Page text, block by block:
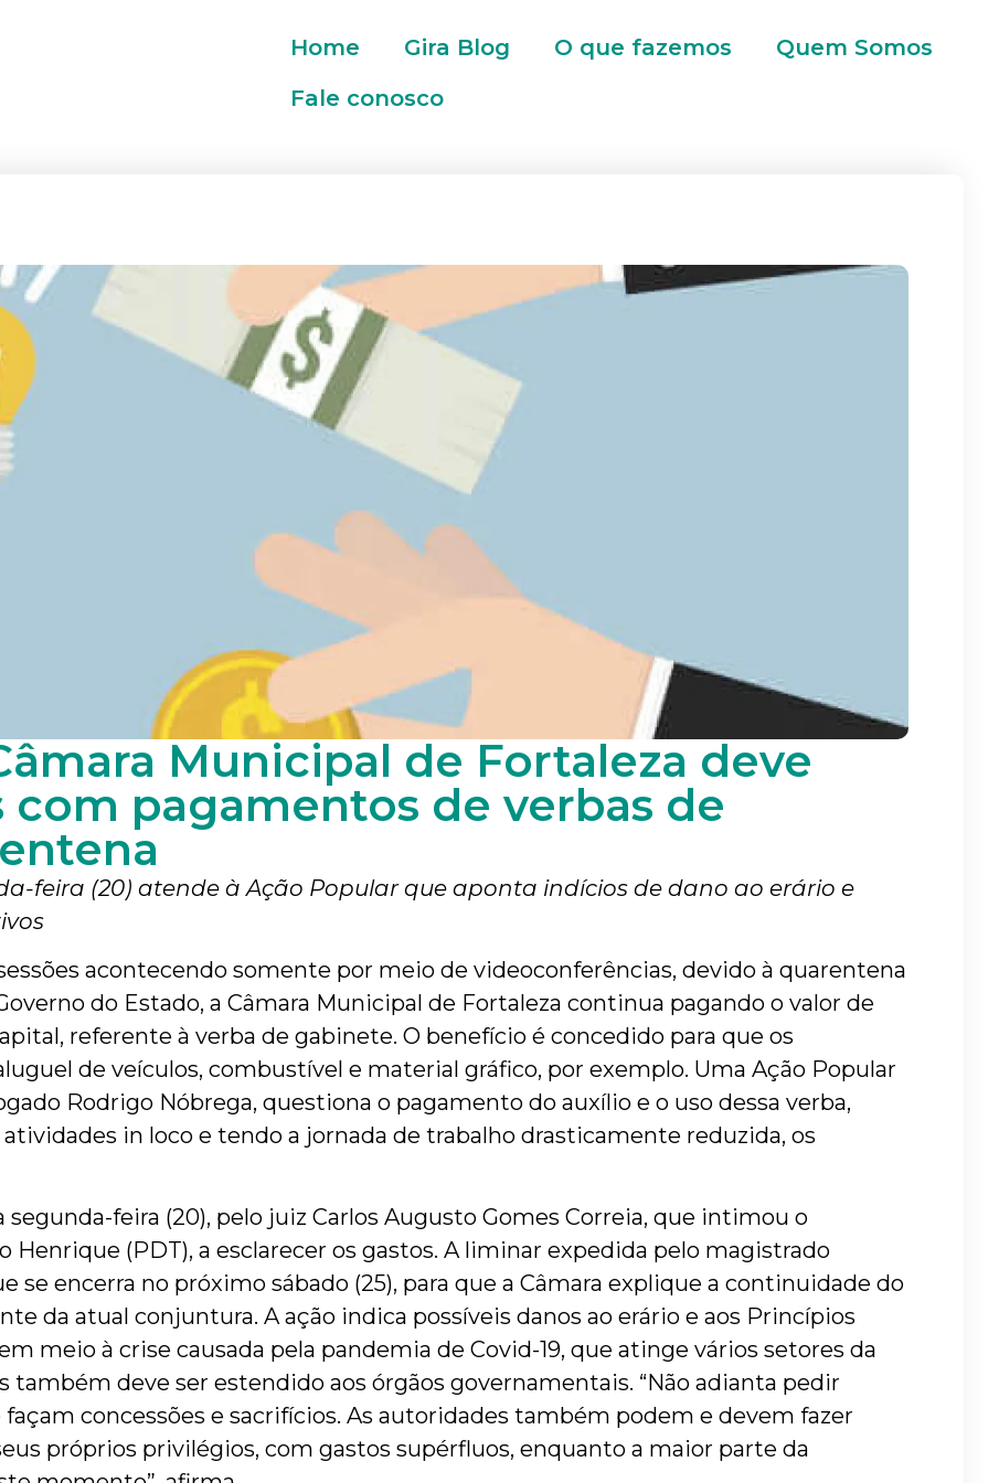
Home Gira Blog O que fazemos
Quem Somos
Fale conosco
Municipal de Fortaleza deve
com pagamentos de verbas de
feira (20) atende à Ação Popular que aponta indícios de dano ao erário e
acontecendo somente por meio de videoconferências, devido à quarentena
do Estado, a Câmara Municipal de Fortaleza continua pagando o valor de
referente à verba de gabinete. O benefício é concedido para que os
de veículos, combustível e material gráfico, por exemplo. Uma Ação Popular
Rodrigo Nóbrega, questiona o pagamento do auxílio e o uso dessa verba,
in loco e tendo a jornada de trabalho drasticamente reduzida, os
feira (20), pelo juiz Carlos Augusto Gomes Correia, que intimou o
Henrique (PDT), a esclarecer os gastos. A liminar expedida pelo magistrado
se encerra no próximo sábado (25), para que a Câmara explique a continuidade do
da atual conjuntura. A ação indica possíveis danos ao erário e aos Princípios
meio à crise causada pela pandemia de Covid-19, que atinge vários setores da
também deve ser estendido aos órgãos governamentais. “Não adianta pedir
concessões e sacrifícios. As autoridades também podem e devem fazer
próprios privilégios, com gastos supérfluos, enquanto a maior parte da